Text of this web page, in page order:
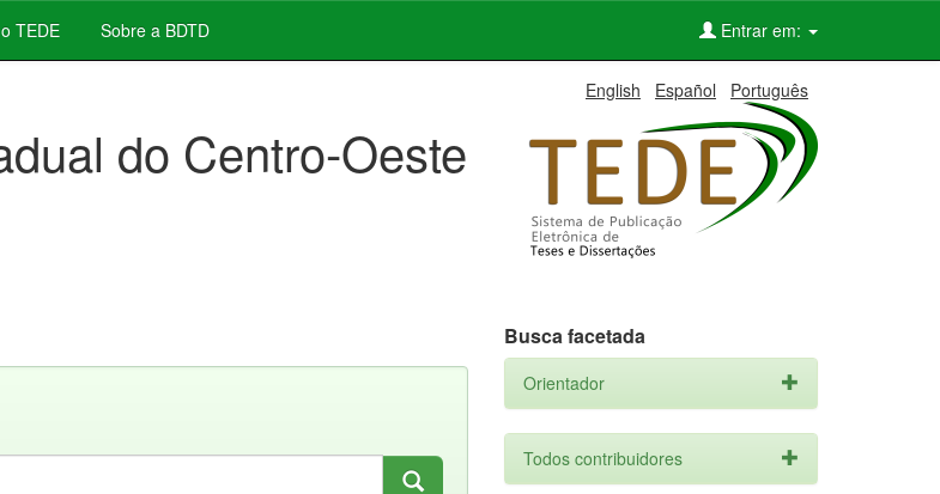
TEDE Sobre a BDTD Entrar em:
English Español Português
do Centro-Oeste
Busca facetada
Orientador
Todos contribuidores